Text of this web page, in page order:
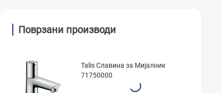
Поврзани производи
Talis Славина за Мијалник
71750000